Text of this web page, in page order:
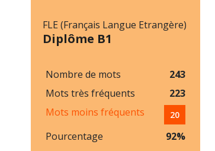
FLE (Français Langue Etrangère)
Diplôme B1
Nombre de mots
243
Mots très fréquents
223
Mots moins fréquents
20
Pourcentage 92%